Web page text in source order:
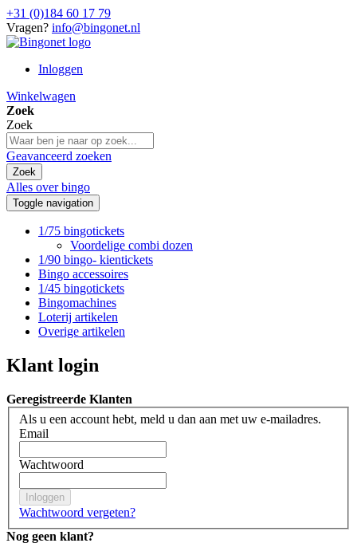
+31 (0)184 60 17 79
Vragen? info@bingonet.nl
Inloggen
Winkelwagen
Zoek
Zoek
Geavanceerd zoeken
Zoek
Alles over bingo
Toggle navigation
1/75 bingotickets
Voordelige combi dozen
1/90 bingo- kientickets
Bingo accessoires
1/45 bingotickets
Bingomachines
Loterij artikelen
Overige artikelen
Klant login
Geregistreerde Klanten
Als u een account hebt, meld u dan aan met uw e-mailadres.
Email
Wachtwoord
Inloggen
Wachtwoord vergeten?
Nog geen klant?